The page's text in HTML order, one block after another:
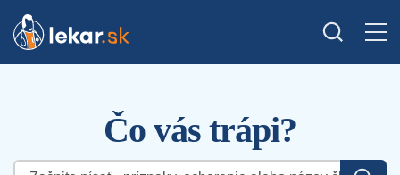
Čo vás trápi?
Hľadať: